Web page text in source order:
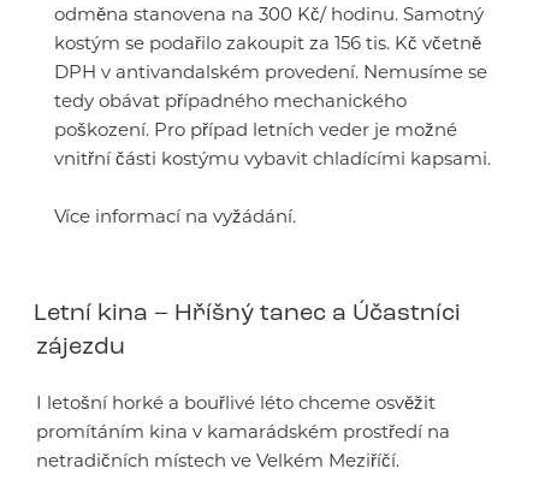
odměna stanovena na 300 Kč/ hodinu. Samotný
kostým se podařilo zakoupit za 156 tis. Kč včetně
DPH v antivandalském provedení. Nemusíme se
tedy obávat případného mechanického
poškození. Pro případ letních veder je možné
vnitřní části kostýmu vybavit chladícími kapsami.
Více informací na vyžádání.
Letní kina – Hříšný tanec a Účastníci
zájezdu
I letošní horké a bouřlivé léto chceme osvěžit
promítáním kina v kamarádském prostředí na
netradičních místech ve Velkém Meziříčí.